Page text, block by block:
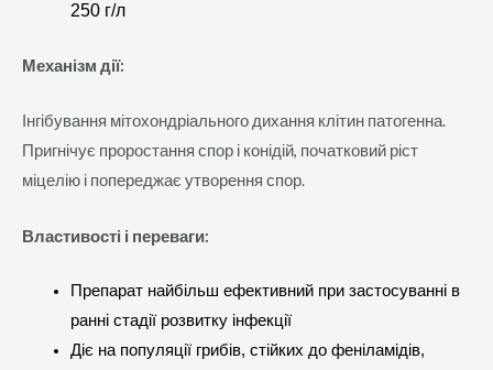
250 г/л
Механізм дії:
Інгібування мітохондріального дихання клітин патогенна.
Пригнічує проростання спор і конідій, початковий ріст
міцелію і попереджає утворення спор.
Властивості і переваги:
Препарат найбільш ефективний при застосуванні в
ранні стадії розвитку інфекції
Діє на популяції грибів, стійких до феніламідів,